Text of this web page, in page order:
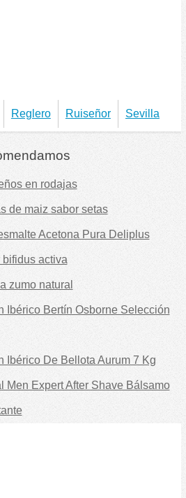
Reglero Ruiseñor Sevilla
en rodajas
de maiz sabor setas
Acetona Pura Deliplus
bifidus activa
zumo natural
Ibérico Bertín Osborne Selección
Ibérico De Bellota Aurum 7 Kg
Men Expert After Shave Bálsamo